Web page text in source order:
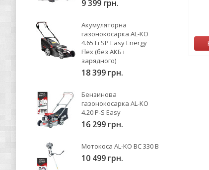
19 999 грн.
0
Немає в наявності
9 399 грн.
Акумуляторна
газонокосарка AL-KO
4.65 Li SP Easy Energy
Flex (без АКБ і
зарядного)
18 399 грн.
Бензинова
газонокосарка AL-KO
4.20 P-S Easy
16 299 грн.
Мотокоса AL-KO BC 330 B
10 499 грн.